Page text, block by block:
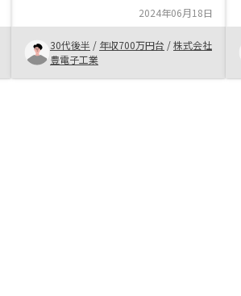
募してみました。はじめは不安だら
けでしたが担当者がひとつひとつ丁
寧に説明してくれたのでやらない選
択肢はなくなりました。火災保険や
固定資産税を含めて月々いくら負担
2024年06月18日
30代後半 / 年収700万円台 /株式会社
豊電子工業